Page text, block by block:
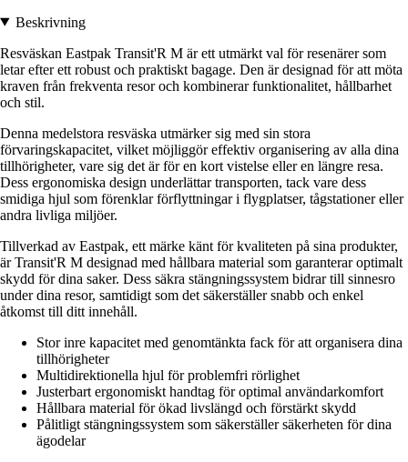
Beskrivning
Resväskan Eastpak Transit'R M är ett utmärkt val för resenärer som
letar efter ett robust och praktiskt bagage. Den är designad för att möta
kraven från frekventa resor och kombinerar funktionalitet, hållbarhet
och stil.
Denna medelstora resväska utmärker sig med sin stora
förvaringskapacitet, vilket möjliggör effektiv organisering av alla dina
tillhörigheter, vare sig det är för en kort vistelse eller en längre resa.
Dess ergonomiska design underlättar transporten, tack vare dess
smidiga hjul som förenklar förflyttningar i flygplatser, tågstationer eller
andra livliga miljöer.
Tillverkad av Eastpak, ett märke känt för kvaliteten på sina produkter,
är Transit'R M designad med hållbara material som garanterar optimalt
skydd för dina saker. Dess säkra stängningssystem bidrar till sinnesro
under dina resor, samtidigt som det säkerställer snabb och enkel
åtkomst till ditt innehåll.
Stor inre kapacitet med genomtänkta fack för att organisera dina
tillhörigheter
Multidirektionella hjul för problemfri rörlighet
Justerbart ergonomiskt handtag för optimal användarkomfort
Hållbara material för ökad livslängd och förstärkt skydd
Pålitligt stängningssystem som säkerställer säkerheten för dina
ägodelar